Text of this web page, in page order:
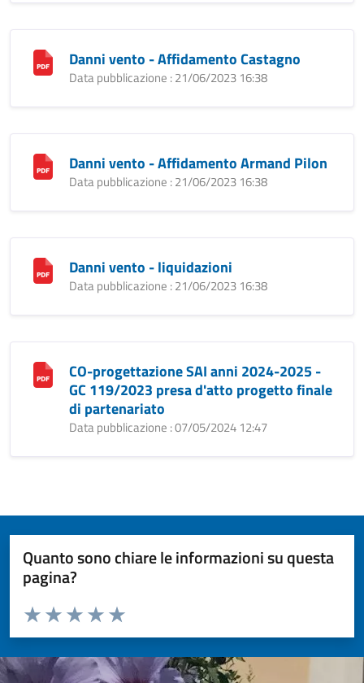
Danni vento - Affidamento Castagno
Data pubblicazione : 21/06/2023 16:38
Danni vento - Affidamento Armand Pilon
Data pubblicazione : 21/06/2023 16:38
Danni vento - liquidazioni
Data pubblicazione : 21/06/2023 16:38
CO-progettazione SAI anni 2024-2025 -
GC 119/2023 presa d'atto progetto finale
di partenariato
Data pubblicazione : 07/05/2024 12:47
Quanto sono chiare le informazioni su questa
pagina?
Valuta da 1 a 5 stelle la pagina
Valuta 5 stelle su 5
Valuta 4 stelle su 5
Valuta 3 stelle su 5
Valuta 2 stelle su 5
Valuta 1 stelle su 5